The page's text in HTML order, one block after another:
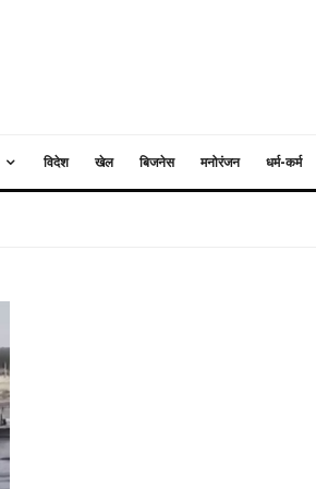
विदेश खेल बिजनेस मनोरंजन धर्म-कर्म